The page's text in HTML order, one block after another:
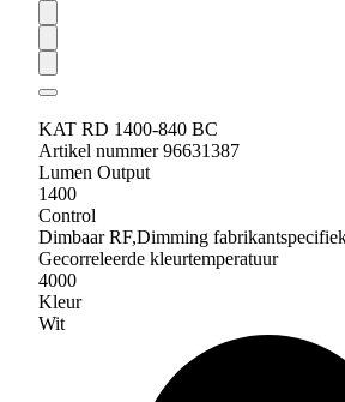
KAT RD 1400-840 BC
Artikel nummer 96631387
Lumen Output
1400
Control
Dimbaar RF,Dimming
Gecorreleerde kleurtemperatuur
4000
Kleur
Wit